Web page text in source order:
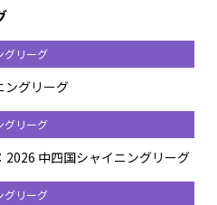
グリーグ
ングリーグ
グリーグ
2026 中四国シャイニングリーグ
グリーグ